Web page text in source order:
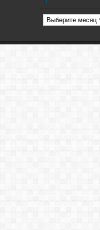
Архив
статей